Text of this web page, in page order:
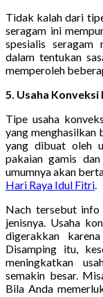
Tidak kalah dari
seragam ini
spesialis
dalam tentukan
memperoleh
5. Usaha
Tipe usaha
yang menghasilkan
yang dibuat oleh
pakaian gamis
umumnya akan
Hari Raya Idul Fitri
Nach tersebut info
jenisnya. Usaha
digerakkan
Disamping itu,
meningkatkan
semakin besar.
Bila Anda